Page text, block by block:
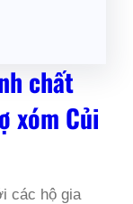
chất
xóm Củi
các hộ gia